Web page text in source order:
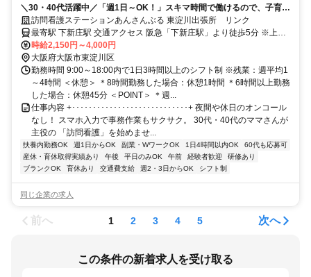
＼30・40代活躍中／「週1日～OK！」スキマ時間で働けるので、子育て
との両立が叶う働き方ができます！
訪問看護ステーションあんさんぶる 東淀川出張所 リンク
最寄駅 下新庄駅 交通アクセス 阪急「下新庄駅」より徒歩5分 ※上記
はサテライトリンクへのアクセス情報です。 主な訪問エリアは大阪
市淀川区と東淀川区になります。 ※淀川区と西淀川区が主な訪問エ
リアである あんさんぶる本社もあります。 ＜POINT＞ ＊直行直帰OK
時給2,150円～4,000円
大阪府大阪市東淀川区
勤務時間 9:00～18:00内で1日3時間以上のシフト制 ※残業：週平均1
～4時間 ＜休憩＞ ＊8時間勤務した場合：休憩1時間 ＊6時間以上勤務
した場合：休憩45分 ＜POINT＞ ＊週...
仕事内容 +････････････････････････････+ 夜間や休日のオンコール
なし！ スマホ入力で事務作業もサクサク。 30代・40代のママさんが
主役の 「訪問看護」を始めませ...
扶養内勤務OK 週1日からOK 副業・WワークOK 1日4時間以内OK
60代も応募可
産休・育休取得実績あり
午後 平日のみOK 午前 経験者歓迎
研修あり
ブランクOK
育休あり 交通費支給 週2・3日からOK シフト制
同じ企業の求人
前へ 1 2 3 4 5 次へ
この条件の新着求人を受け取る